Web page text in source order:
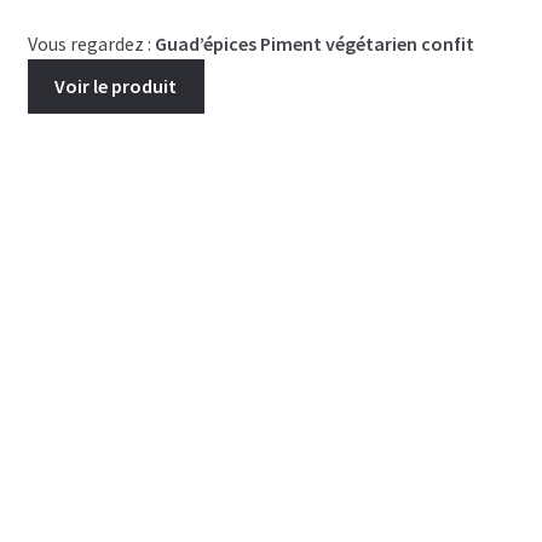
Vous regardez : Guad’épices Piment végétarien confit
Voir le produit